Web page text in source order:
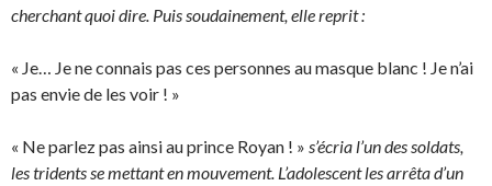
cherchant quoi dire. Puis soudainement, elle reprit :
« Je… Je ne connais pas ces personnes au masque blanc ! Je n’ai
pas envie de les voir ! »
« Ne parlez pas ainsi au prince Royan ! » s’écria l’un des soldats,
les tridents se mettant en mouvement. L’adolescent les arrêta d’un